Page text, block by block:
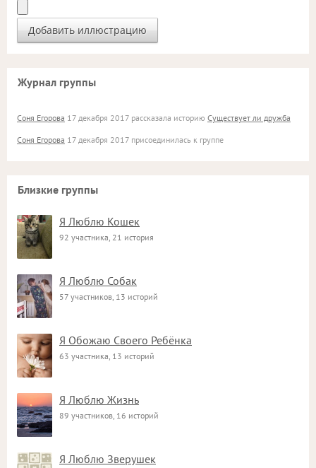
Журнал группы
Соня Егорова 17 декабря 2017 рассказала историю Существует ли дружба
Соня Егорова 17 декабря 2017 присоединилась к группе
Близкие группы
Я Люблю Кошек
92 участника, 21 история
Я Люблю Собак
57 участников, 13 историй
Я Обожаю Своего Ребёнка
63 участника, 13 историй
Я Люблю Жизнь
89 участников, 16 историй
Я Люблю Зверушек